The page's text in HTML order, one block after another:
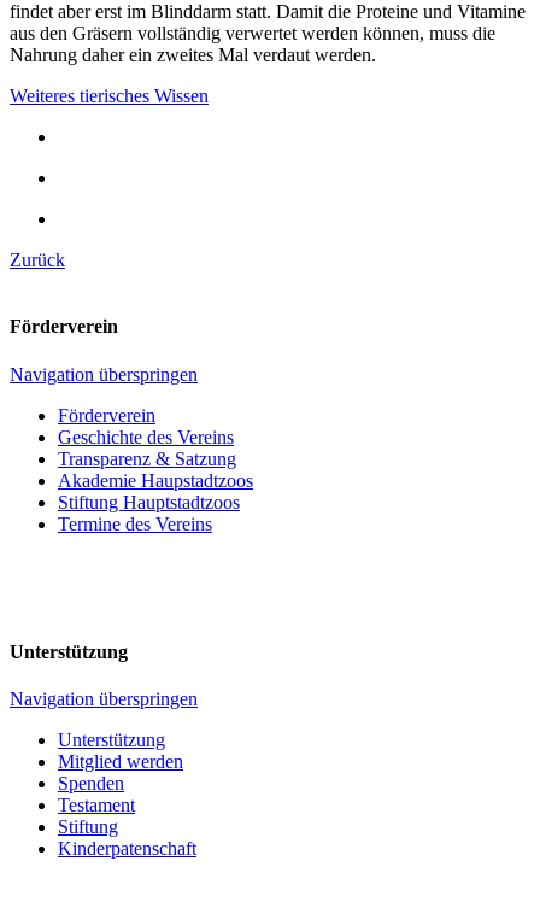
findet aber erst im Blinddarm statt. Damit die Proteine und Vitamine
aus den Gräsern vollständig verwertet werden können, muss die
Nahrung daher ein zweites Mal verdaut werden.
Weiteres tierisches Wissen
Zurück
Förderverein
Navigation überspringen
Förderverein
Geschichte des Vereins
Transparenz & Satzung
Akademie Haupstadtzoos
Stiftung Hauptstadtzoos
Termine des Vereins
Unterstützung
Navigation überspringen
Unterstützung
Mitglied werden
Spenden
Testament
Stiftung
Kinderpatenschaft